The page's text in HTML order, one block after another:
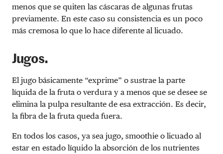
menos que se quiten las cáscaras de algunas frutas
previamente. En este caso su consistencia es un poco
más cremosa lo que lo hace diferente al licuado.
Jugos.
El jugo básicamente “exprime” o sustrae la parte
líquida de la fruta o verdura y a menos que se desee se
elimina la pulpa resultante de esa extracción. Es decir,
la fibra de la fruta queda fuera.
En todos los casos, ya sea jugo, smoothie o licuado al
estar en estado líquido la absorción de los nutrientes